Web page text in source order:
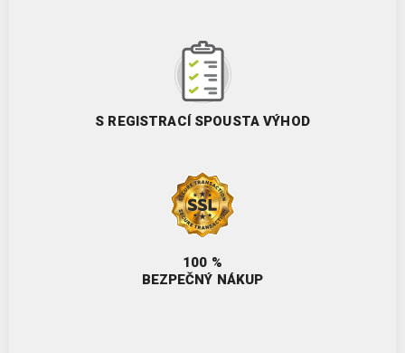
S REGISTRACÍ SPOUSTA VÝHOD
100 %
BEZPEČNÝ NÁKUP